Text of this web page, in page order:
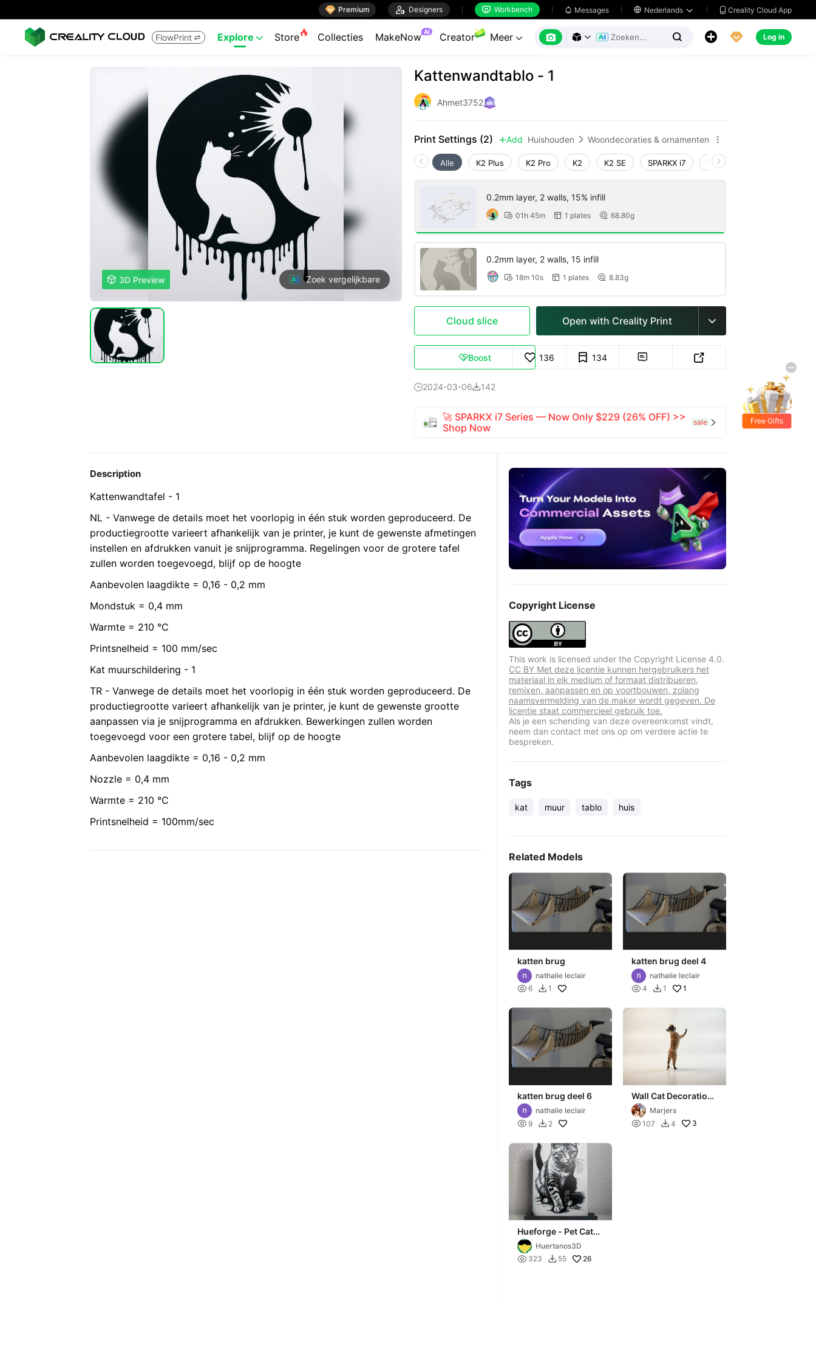
 Premium  Designers  Workbench  Messages  Nederlands   Creality Cloud App
FlowPrint  Explore  Store Collecties MakeNow AI Creator Meer        Log in
 3D Preview Zoek vergelijkbare
Kattenwandtablo - 1
Ahmet3752
Print Settings (2) Add Huishouden  Woondecoraties & ornamenten 
Alle K2 Plus K2 Pro K2 K2 SE SPARKX i7 Creality Hi
0.2mm layer, 2 walls, 15% infill
 01h 45m  1 plates  68.80g
0.2mm layer, 2 walls, 15 infill
 18m 10s  1 plates  8.83g
Cloud slice Open with Creality Print 
Boost 136 134  
2024-03-06142
🚀 SPARKX i7 Series — Now Only $229 (26% OFF) >>
Shop Now
sale 
Description
Kattenwandtafel - 1
NL - Vanwege de details moet het voorlopig in één stuk worden geproduceerd. De
productiegrootte varieert afhankelijk van je printer, je kunt de gewenste afmetingen
instellen en afdrukken vanuit je snijprogramma. Regelingen voor de grotere tafel
zullen worden toegevoegd, blijf op de hoogte
Aanbevolen laagdikte = 0,16 - 0,2 mm
Mondstuk = 0,4 mm
Warmte = 210 °C
Printsnelheid = 100 mm/sec
Kat muurschildering - 1
TR - Vanwege de details moet het voorlopig in één stuk worden geproduceerd. De
productiegrootte varieert afhankelijk van je printer, je kunt de gewenste grootte
aanpassen via je snijprogramma en afdrukken. Bewerkingen zullen worden
toegevoegd voor een grotere tabel, blijf op de hoogte
Aanbevolen laagdikte = 0,16 - 0,2 mm
Nozzle = 0,4 mm
Warmte = 210 °C
Printsnelheid = 100mm/sec
Copyright License
This work is licensed under the Copyright License 4.0.
CC BY Met deze licentie kunnen hergebruikers het
materiaal in elk medium of formaat distribueren,
remixen, aanpassen en op voortbouwen, zolang
naamsvermelding van de maker wordt gegeven. De
licentie staat commercieel gebruik toe.
Als je een schending van deze overeenkomst vindt,
neem dan contact met ons op om verdere actie te
bespreken.
Tags
kat muur tablo huis
Related Models
katten brug
nathalie leclair
 6  1
katten brug deel 4
nathalie leclair
 4  1 1
katten brug deel 6
nathalie leclair
 9  2
Wall Cat Decoration
Set Marjers
 107  4 3
Hueforge - Pet Cat
TabbyHuertanos3D
 323  55 26
Free Gifts